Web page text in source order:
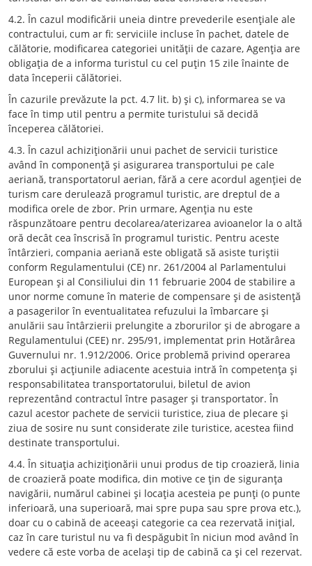
4.2. În cazul modificării uneia dintre prevederile esenţiale ale
contractului, cum ar fi: serviciile incluse în pachet, datele de
călătorie, modificarea categoriei unităţii de cazare, Agenţia are
obligaţia de a informa turistul cu cel puţin 15 zile înainte de
data începerii călătoriei.
În cazurile prevăzute la pct. 4.7 lit. b) şi c), informarea se va
face în timp util pentru a permite turistului să decidă
începerea călătoriei.
4.3. În cazul achiziţionării unui pachet de servicii turistice
având în componenţă şi asigurarea transportului pe cale
aeriană, transportatorul aerian, fără a cere acordul agenţiei de
turism care derulează programul turistic, are dreptul de a
modifica orele de zbor. Prin urmare, Agenţia nu este
răspunzătoare pentru decolarea/aterizarea avioanelor la o altă
oră decât cea înscrisă în programul turistic. Pentru aceste
întârzieri, compania aeriană este obligată să asiste turiştii
conform Regulamentului (CE) nr. 261/2004 al Parlamentului
European şi al Consiliului din 11 februarie 2004 de stabilire a
unor norme comune în materie de compensare şi de asistenţă
a pasagerilor în eventualitatea refuzului la îmbarcare şi
anulării sau întârzierii prelungite a zborurilor şi de abrogare a
Regulamentului (CEE) nr. 295/91, implementat prin Hotărârea
Guvernului nr. 1.912/2006. Orice problemă privind operarea
zborului şi acţiunile adiacente acestuia intră în competenţa şi
responsabilitatea transportatorului, biletul de avion
reprezentând contractul între pasager şi transportator. În
cazul acestor pachete de servicii turistice, ziua de plecare şi
ziua de sosire nu sunt considerate zile turistice, acestea fiind
destinate transportului.
4.4. În situaţia achiziţionării unui produs de tip croazieră, linia
de croazieră poate modifica, din motive ce ţin de siguranţa
navigării, numărul cabinei şi locaţia acesteia pe punţi (o punte
inferioară, una superioară, mai spre pupa sau spre prova etc.),
doar cu o cabină de aceeaşi categorie ca cea rezervată iniţial,
caz în care turistul nu va fi despăgubit în niciun mod având în
vedere că este vorba de acelaşi tip de cabină ca şi cel rezervat.